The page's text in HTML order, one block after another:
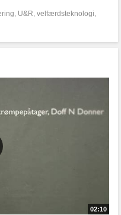
, U&R, velfærdsteknologi,
02:10